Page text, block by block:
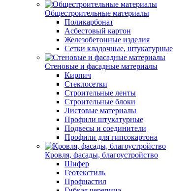
Общестроительные материалы
Поликарбонат
Асбестовый картон
Железобетонные изделия
Сетки кладочные, штукатурные
Стеновые и фасадные материалы
Кирпич
Стеклосетки
Строительные ленты
Строительные блоки
Листовые материалы
Профили штукатурные
Подвесы и соединители
Профили для гипсокартона
Кровля, фасады, благоустройство
Шифер
Геотекстиль
Профнастил